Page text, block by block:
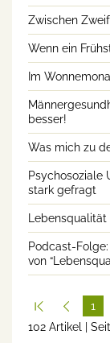
Zwischen
Wenn ein
Im
besser!
Was mich zu
Psychosoziale
stark gefragt
Podcast-
von
1
(cur
102 Artikel |